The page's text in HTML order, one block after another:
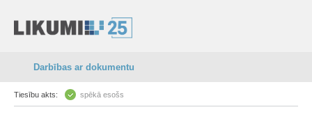
Darbības ar dokumentu
Tiesību akts: spēkā esošs